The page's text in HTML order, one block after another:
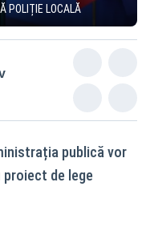
POLIȚIE LOCALĂ
publică vor
de lege